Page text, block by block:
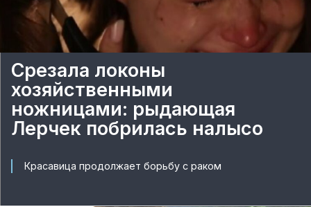
Срезала локоны
хозяйственными
ножницами: рыдающая
Лерчек побрилась налысо
Красавица продолжает борьбу с раком